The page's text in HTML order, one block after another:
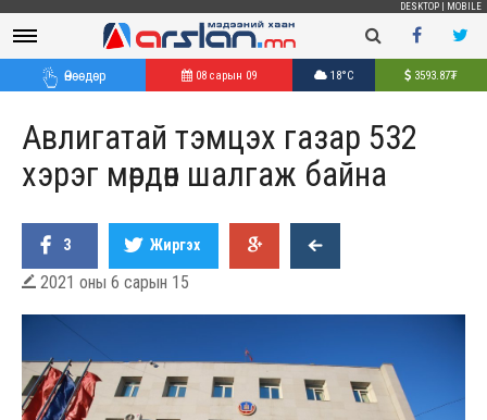
DESKTOP MOBILE
Өнөөдөр 08 сарын 09 18°C 3593.87₮
Авлигатай тэмцэх газар 532
хэрэг мөрдөн шалгаж байна
3 Жиргэх
 2021 оны 6 сарын 15